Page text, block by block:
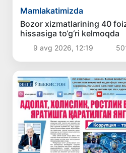
Mamlakatimizda
Bozor xizmatlarining 40
hissasiga to‘g‘ri kelmoqda
9 avg 2026, 12:19